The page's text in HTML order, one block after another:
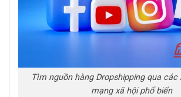
Tìm nguồn hàng Dropshipping qua các
mạng xã hội phổ biến